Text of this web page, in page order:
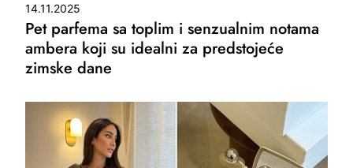
14.11.2025
Pet parfema sa toplim i senzualnim notama
ambera koji su idealni za predstojeće
zimske dane